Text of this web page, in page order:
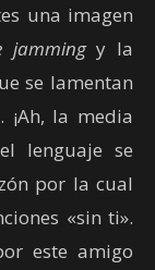
una imagen
jammingy la
se lamentan
la media
lenguaje se
por la cual
«sin ti».
este amigo